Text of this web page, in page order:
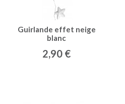
Guirlande effet neige
blanc
2,90 €